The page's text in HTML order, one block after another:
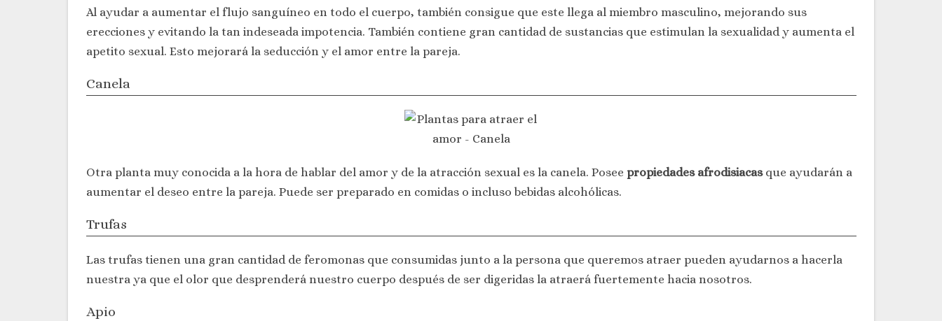
Al ayudar a aumentar el flujo sanguíneo en todo el cuerpo, también consigue que este llega al miembro masculino, mejorando sus
erecciones y evitando la tan indeseada impotencia. También contiene gran cantidad de sustancias que estimulan la sexualidad y aumenta el
apetito sexual. Esto mejorará la seducción y el amor entre la pareja.
Canela
Otra planta muy conocida a la hora de hablar del amor y de la atracción sexual es la canela. Posee propiedades afrodisiacasque ayudarán a
aumentar el deseo entre la pareja. Puede ser preparado en comidas o incluso bebidas alcohólicas.
Trufas
Las trufas tienen una gran cantidad de feromonas que consumidas junto a la persona que queremos atraer pueden ayudarnos a hacerla
nuestra ya que el olor que desprenderá nuestro cuerpo después de ser digeridas la atraerá fuertemente hacia nosotros.
Apio